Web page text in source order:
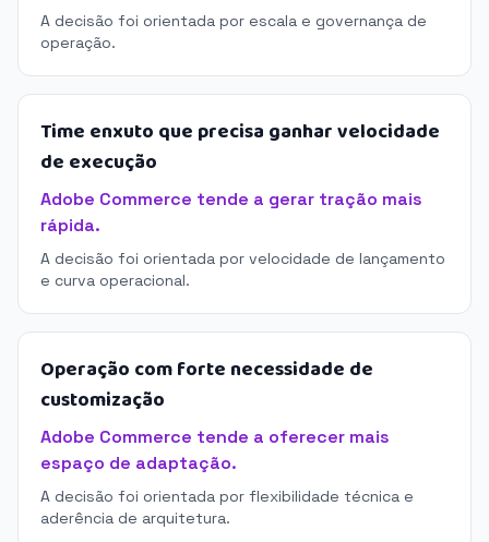
A decisão foi orientada por escala e governança de
operação.
Time enxuto que precisa ganhar velocidade
de execução
Adobe Commerce tende a gerar tração mais
rápida.
A decisão foi orientada por velocidade de lançamento
e curva operacional.
Operação com forte necessidade de
customização
Adobe Commerce tende a oferecer mais
espaço de adaptação.
A decisão foi orientada por flexibilidade técnica e
aderência de arquitetura.